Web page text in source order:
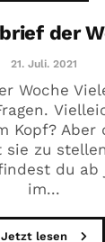
der
21. Juli. 2021
Woche
Kopf?
zu
du
im...
Jetzt lesen